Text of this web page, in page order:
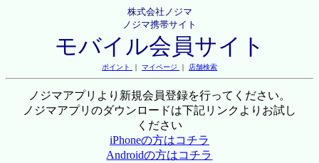
株式会社ノジマ
ノジマ携帯サイト
モバイル会員サイト
ポイント ｜ マイページ ｜ 店舗検索
ノジマアプリより新規会員登録を行ってください。
ノジマアプリのダウンロードは下記リンクよりお試し
ください
iPhoneの方はコチラ
Androidの方はコチラ